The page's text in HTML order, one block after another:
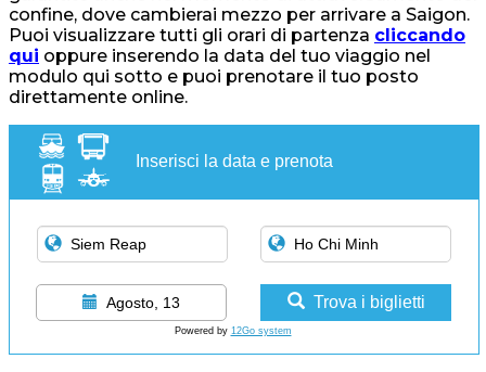
confine, dove cambierai mezzo per arrivare a Saigon.
Puoi visualizzare tutti gli orari di partenza cliccando
qui oppure inserendo la data del tuo viaggio nel
modulo qui sotto e puoi prenotare il tuo posto
direttamente online.
Inserisci la data e prenota
Agosto, 13 Trova i biglietti
Powered by 12Go system